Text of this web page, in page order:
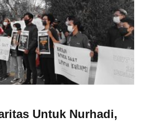
Untuk Nurhadi,